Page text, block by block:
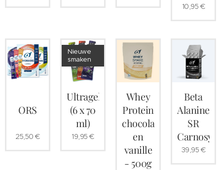
10,95 €
ORS
25,50 €
Ultragel
(6 x 70
ml)
Nieuwe
smaken
19,95 €
Whey
Protein
chocolade
en
vanille
- 500g
Beta
Alanine
SR
39,95 €